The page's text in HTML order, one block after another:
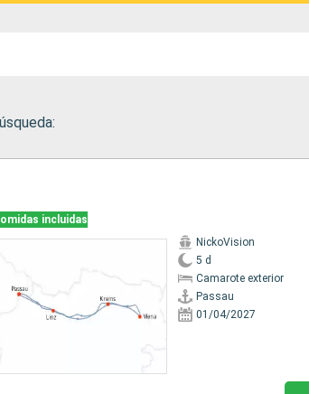
incluidas
NickoVision
5 d
Camarote exterior
Passau
01/04/2027